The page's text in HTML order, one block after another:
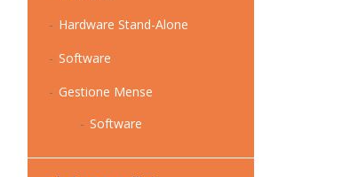
Hardware Stand-Alone
Software
Gestione Mense
Software